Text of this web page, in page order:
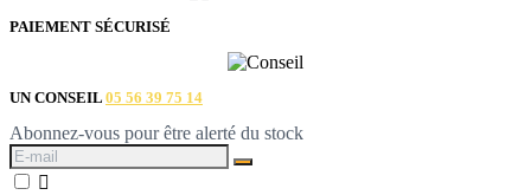
PAIEMENT SÉCURISÉ
UN CONSEIL 05 56 39 75 14
Abonnez-vous pour être alerté du stock
